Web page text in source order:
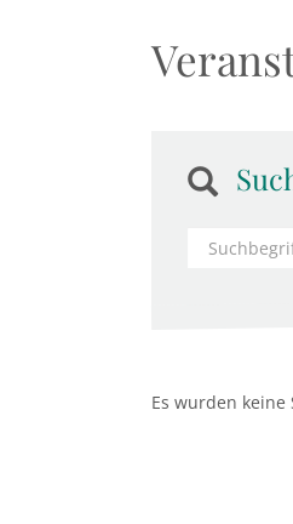
Es wurden